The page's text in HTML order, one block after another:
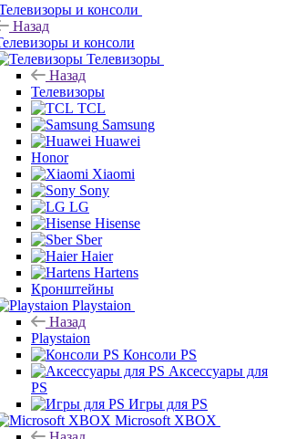
и консоли
Назад
и консоли
Телевизоры
Назад
Телевизоры
TCL
Samsung
Huawei
Honor
Xiaomi
Sony
LG
Hisense
Sber
Haier
Hartens
Кронштейны
Playstaion
Назад
Playstaion
Консоли PS
Аксессуары для
PS
Игры для PS
Microsoft XBOX